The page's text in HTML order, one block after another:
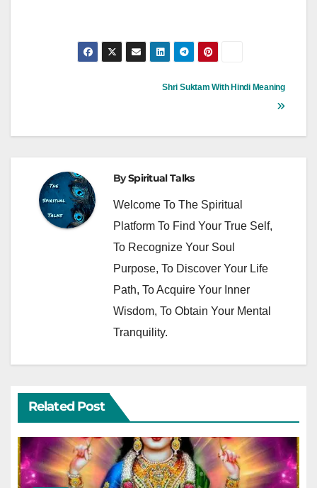
Shri Suktam With Hindi Meaning
BySpiritual Talks
Welcome To The Spiritual
Platform To Find Your True Self,
To Recognize Your Soul
Purpose, To Discover Your Life
Path, To Acquire Your Inner
Wisdom, To Obtain Your Mental
Tranquility.
Related Post